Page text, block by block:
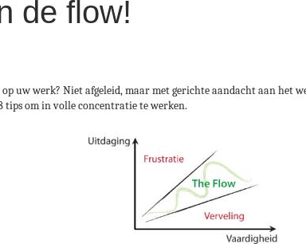
de flow!
uw werk? Niet afgeleid, maar met gerichte aandacht aan het
om in volle concentratie te werken.